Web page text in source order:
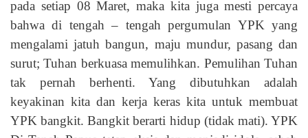
pada setiap 08 Maret, maka kita juga mesti percaya
bahwa di tengah – tengah pergumulan YPK yang
mengalami jatuh bangun, maju mundur, pasang dan
surut; Tuhan berkuasa memulihkan. Pemulihan Tuhan
tak pernah berhenti. Yang dibutuhkan adalah
keyakinan kita dan kerja keras kita untuk membuat
YPK bangkit. Bangkit berarti hidup (tidak mati). YPK